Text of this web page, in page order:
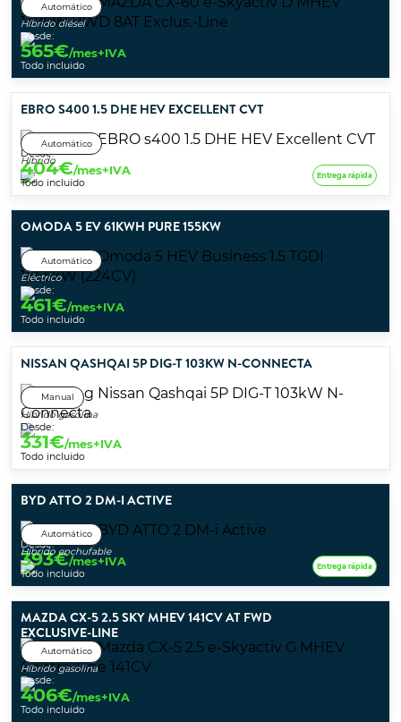
Automático
Híbrido diésel
Desde:
565€/mes+IVA
Todo incluido
EBRO S400 1.5 DHE HEV EXCELLENT CVT
Automático
Híbrido
Desde:
404€/mes+IVA
Todo incluido
Entrega rápida
OMODA 5 EV 61KWH PURE 155KW
Automático
Eléctrico
Desde:
461€/mes+IVA
Todo incluido
NISSAN QASHQAI 5P DIG-T 103KW N-CONNECTA
Manual
Híbrido gasolina
Desde:
331€/mes+IVA
Todo incluido
BYD ATTO 2 DM-I ACTIVE
Automático
Híbrido enchufable
Desde:
393€/mes+IVA
Todo incluido
Entrega rápida
MAZDA CX-5 2.5 SKY MHEV 141CV AT FWD
EXCLUSIVE-LINE
Automático
Híbrido gasolina
Desde:
406€/mes+IVA
Todo incluido